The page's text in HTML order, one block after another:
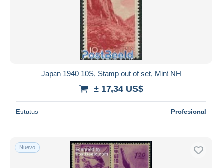
Japan 1940 10S, Stamp out of set, Mint NH
± 17,34 US$
Estatus Profesional
Nuevo